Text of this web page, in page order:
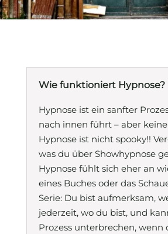
Wie funktioniert Hypnose?
Hypnose ist ein sanfter
nach innen führt – aber keine
Hypnose ist nicht spooky!!
was du über Showhypnose
Hypnose fühlt sich eher an
eines Buches oder das
Serie: Du bist aufmerksam,
jederzeit, wo du bist, und
Prozess unterbrechen, wenn